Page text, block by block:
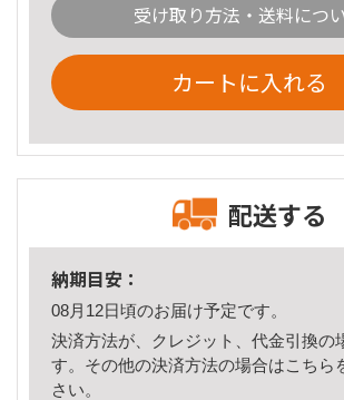
受け取り方法・送料につ
カートに入れる
配送する
納期目安：
08月12日頃のお届け予定です。
決済方法が、クレジット、代金引換の
す。その他の決済方法の場合はこちら
さい。